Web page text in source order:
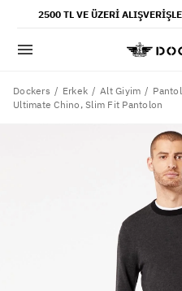
2500 TL VE ÜZERI
gömlek
şort
Dockers Erkek Alt Giyim
Ultimate Chino, Slim Fit Pantolon